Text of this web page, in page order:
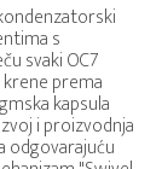
s
svaki OC7
prema
kapsula
i proizvodnja
odgovarajuću